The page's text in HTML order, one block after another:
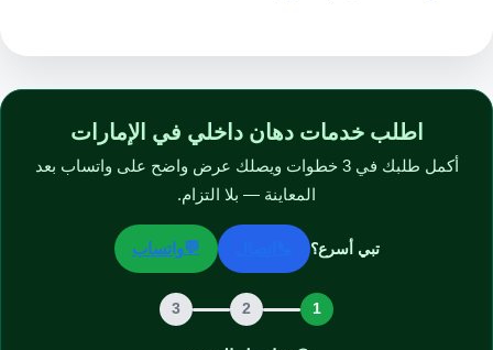
اطلب خدمات دهان داخلي في الإمارات
أكمل طلبك في 3 خطوات ويصلك عرض واضح على واتساب بعد
المعاينة — بلا التزام.
تبي أسرع؟ 💬واتساب
1
2
3